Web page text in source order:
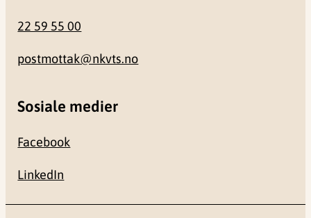
22 59 55 00
postmottak@nkvts.no
Sosiale medier
Facebook
LinkedIn